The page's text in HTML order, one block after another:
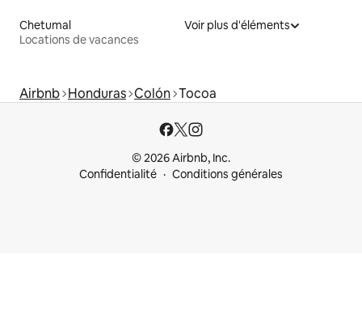
Chetumal
Locations de vacances
Voir plus d'éléments
Airbnb Honduras Colón Tocoa
© 2026 Airbnb, Inc.
Confidentialité
Conditions générales